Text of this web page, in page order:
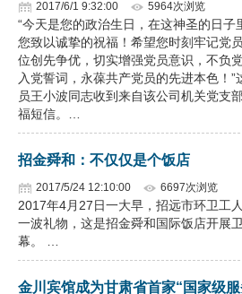
2017/6/1 9:32:00 5964次浏览
“今天是您的政治生日，在这神圣的日子
您致以诚挚的祝福！希望您时刻牢记党
位创先争优，切实增强党员意识，不负
入党誓词，永葆共产党员的先进本色！
员王小波同志收到来自该公司机关党支
福短信。…
招金舜和：不仅仅是个饭店
2017/5/24 12:10:00 6697次浏览
2017年4月27日一大早，招远市环卫工
一波礼物，这是招金舜和国际饭店开展
幕。 …
金川宾馆成为甘肃省首家“国家级